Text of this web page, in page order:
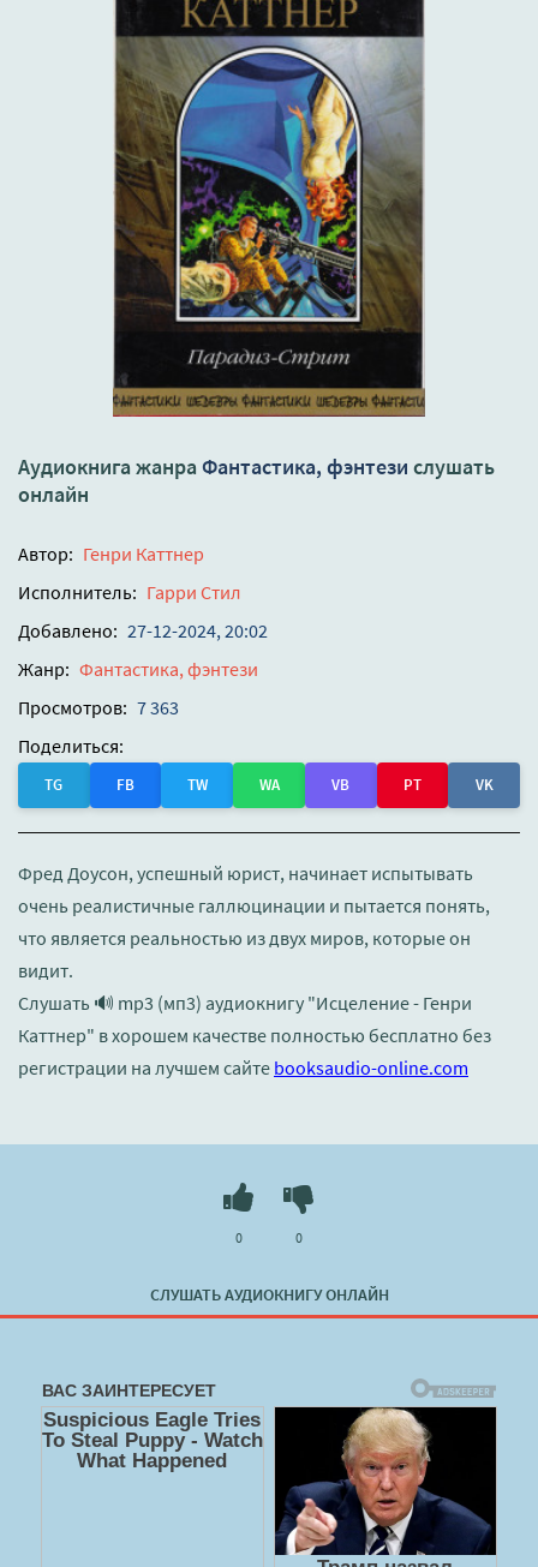
Аудиокнига жанра Фантастика, фэнтези слушать
онлайн
Автор: Генри Каттнер
Исполнитель: Гарри Стил
Добавлено: 27-12-2024, 20:02
Жанр: Фантастика, фэнтези
Просмотров: 7 363
Поделиться:
TG FB TW WA VB PT VK
Фред Доусон, успешный юрист, начинает испытывать
очень реалистичные галлюцинации и пытается понять,
что является реальностью из двух миров, которые он
видит.
Слушать 🔊 mp3 (мп3) аудиокнигу "Исцеление - Генри
Каттнер" в хорошем качестве полностью бесплатно без
регистрации на лучшем сайте booksaudio-online.com
СЛУШАТЬ АУДИОКНИГУ ОНЛАЙН
0 0